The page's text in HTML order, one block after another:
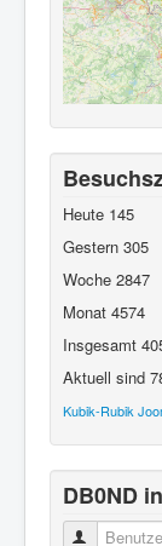
Heute 145
Gestern 305
Woche 2847
Monat 4574
Insgesamt
Aktuell sind
Kubik-Rubik
DB0ND